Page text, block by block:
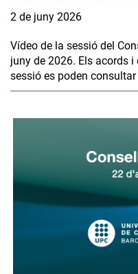
2 de juny 2026
Vídeo de la sessió del
juny de 2026. Els acords
sessió es poden consultar